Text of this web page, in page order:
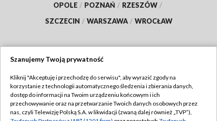
OPOLE / POZNAŃ / RZESZÓW /
SZCZECIN / WARSZAWA / WROCŁAW
TVP
Abonament TVP
Regulamin TVP
Szanujemy Twoją prywatność
Kliknij "Akceptuję i przechodzę do serwisu", aby wyrazić zgody na
korzystanie z technologii automatycznego śledzenia i zbierania danych,
dostęp do informacji na Twoim urządzeniu końcowym i ich
przechowywanie oraz na przetwarzanie Twoich danych osobowych przez
nas, czyli Telewizję Polską S.A. w likwidacji (zwaną dalej również „TVP”),